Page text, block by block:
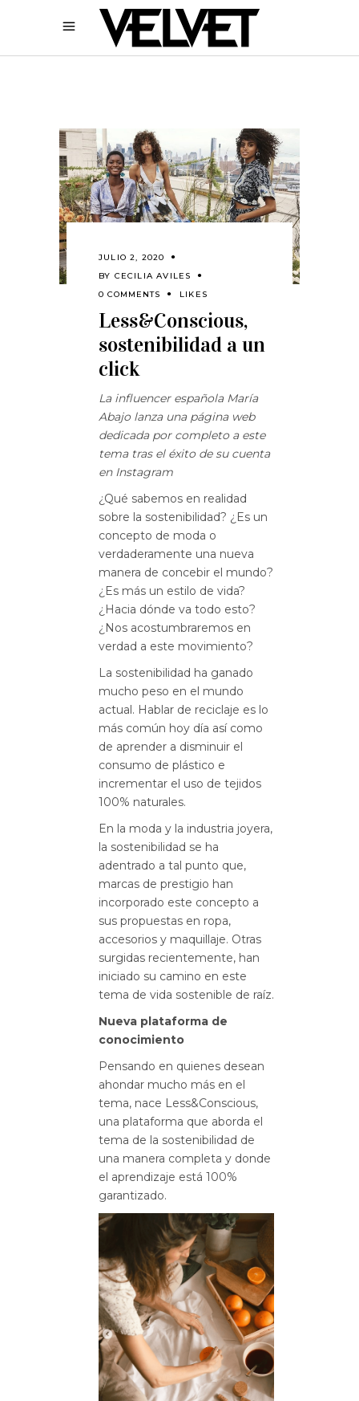
JULIO 2, 2020
BY CECILIA AVILES
0 COMMENTS
LIKES
Less&Conscious,
sostenibilidad a un
click
La influencer española María
Abajo lanza una página web
dedicada por completo a este
tema tras el éxito de su cuenta
en Instagram
¿Qué sabemos en realidad
sobre la sostenibilidad? ¿Es un
concepto de moda o
verdaderamente una nueva
manera de concebir el mundo?
¿Es más un estilo de vida?
¿Hacia dónde va todo esto?
¿Nos acostumbraremos en
verdad a este movimiento?
La sostenibilidad ha ganado
mucho peso en el mundo
actual. Hablar de reciclaje es lo
más común hoy día así como
de aprender a disminuir el
consumo de plástico e
incrementar el uso de tejidos
100% naturales.
En la moda y la industria joyera,
la sostenibilidad se ha
adentrado a tal punto que,
marcas de prestigio han
incorporado este concepto a
sus propuestas en ropa,
accesorios y maquillaje. Otras
surgidas recientemente, han
iniciado su camino en este
tema de vida sostenible de raíz.
Nueva plataforma de
conocimiento
Pensando en quienes desean
ahondar mucho más en el
tema, nace Less&Conscious,
una plataforma que aborda el
tema de la sostenibilidad de
una manera completa y donde
el aprendizaje está 100%
garantizado.